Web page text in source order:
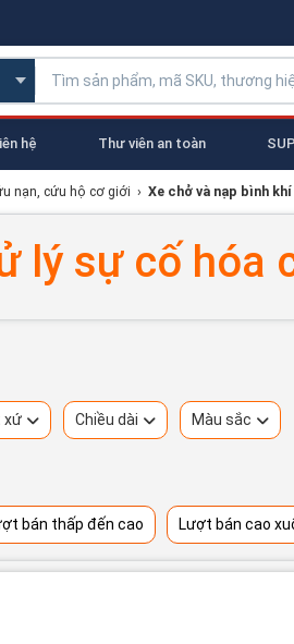
hệ Thư viên an toàn
nạn, cứu hộ cơ giới › Xe chở và nạp bình
lý sự cố hóa
xứ Chiều dài Màu sắc
bán thấp đến cao Lượt bán cao